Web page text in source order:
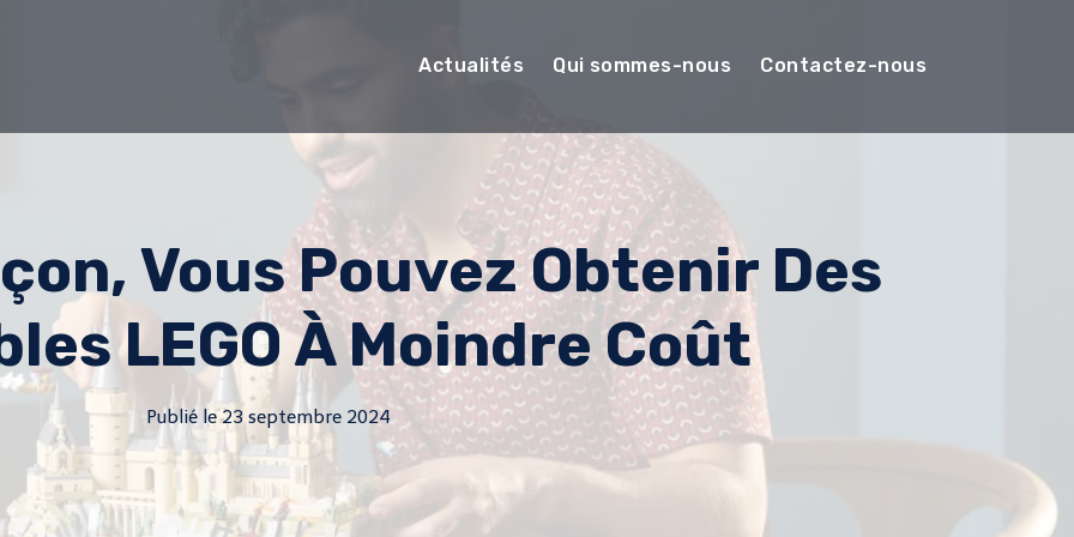
Actualités Qui sommes-nous Contactez-nous
Vous Pouvez Obtenir Des
LEGO À Moindre Coût
Publié le23 septembre 2024